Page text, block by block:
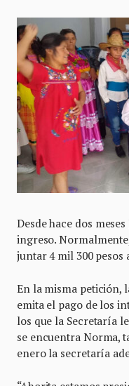
Desde hace dos
ingreso.
juntar 4 mil 300 pesos
En la misma petición,
emita el pago de los
los que la Secretaría
se encuentra Norma,
enero la secretaría